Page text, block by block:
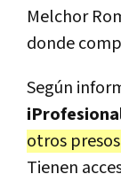
Melchor
donde
Según
otros
Tienen